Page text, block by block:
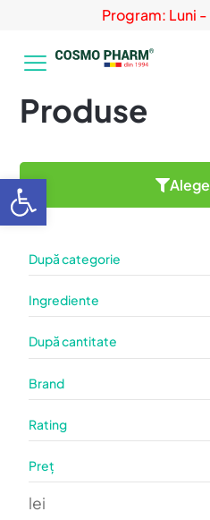
Program: Luni
Produse
După categorie
Ingrediente
După cantitate
Brand
Rating
Preț
lei
Deschide bara de unelte